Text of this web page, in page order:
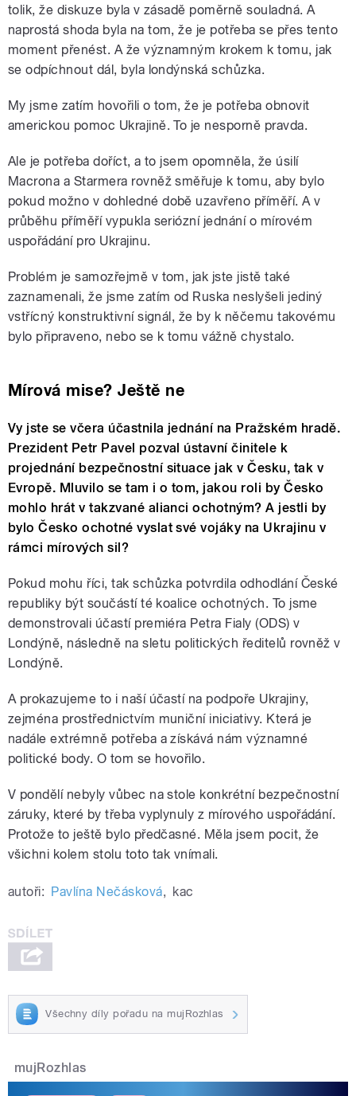
tolik, že diskuze byla v zásadě poměrně souladná. A
naprostá shoda byla na tom, že je potřeba se přes tento
moment přenést. A že významným krokem k tomu, jak
se odpíchnout dál, byla londýnská schůzka.
My jsme zatím hovořili o tom, že je potřeba obnovit
americkou pomoc Ukrajině. To je nesporně pravda.
Ale je potřeba doříct, a to jsem opomněla, že úsilí
Macrona a Starmera rovněž směřuje k tomu, aby bylo
pokud možno v dohledné době uzavřeno příměří. A v
průběhu příměří vypukla seriózní jednání o mírovém
uspořádání pro Ukrajinu.
Problém je samozřejmě v tom, jak jste jistě také
zaznamenali, že jsme zatím od Ruska neslyšeli jediný
vstřícný konstruktivní signál, že by k něčemu takovému
bylo připraveno, nebo se k tomu vážně chystalo.
Mírová mise? Ještě ne
Vy jste se včera účastnila jednání na Pražském hradě.
Prezident Petr Pavel pozval ústavní činitele k
projednání bezpečnostní situace jak v Česku, tak v
Evropě. Mluvilo se tam i o tom, jakou roli by Česko
mohlo hrát v takzvané alianci ochotným? A jestli by
bylo Česko ochotné vyslat své vojáky na Ukrajinu v
rámci mírových sil?
Pokud mohu říci, tak schůzka potvrdila odhodlání České
republiky být součástí té koalice ochotných. To jsme
demonstrovali účastí premiéra Petra Fialy (ODS) v
Londýně, následně na sletu politických ředitelů rovněž v
Londýně.
A prokazujeme to i naší účastí na podpoře Ukrajiny,
zejména prostřednictvím muniční iniciativy. Která je
nadále extrémně potřeba a získává nám významné
politické body. O tom se hovořilo.
V pondělí nebyly vůbec na stole konkrétní bezpečnostní
záruky, které by třeba vyplynuly z mírového uspořádání.
Protože to ještě bylo předčasné. Měla jsem pocit, že
všichni kolem stolu toto tak vnímali.
autoři: Pavlína Nečásková, kac
Všechny díly pořadu na mujRozhlas
mujRozhlas